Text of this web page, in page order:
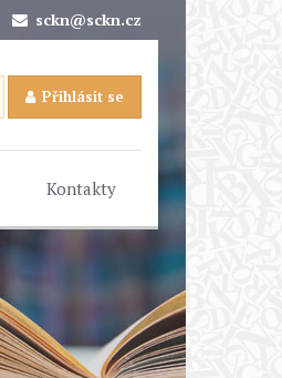
sckn@sckn.cz
Přihlásit se
Kontakty